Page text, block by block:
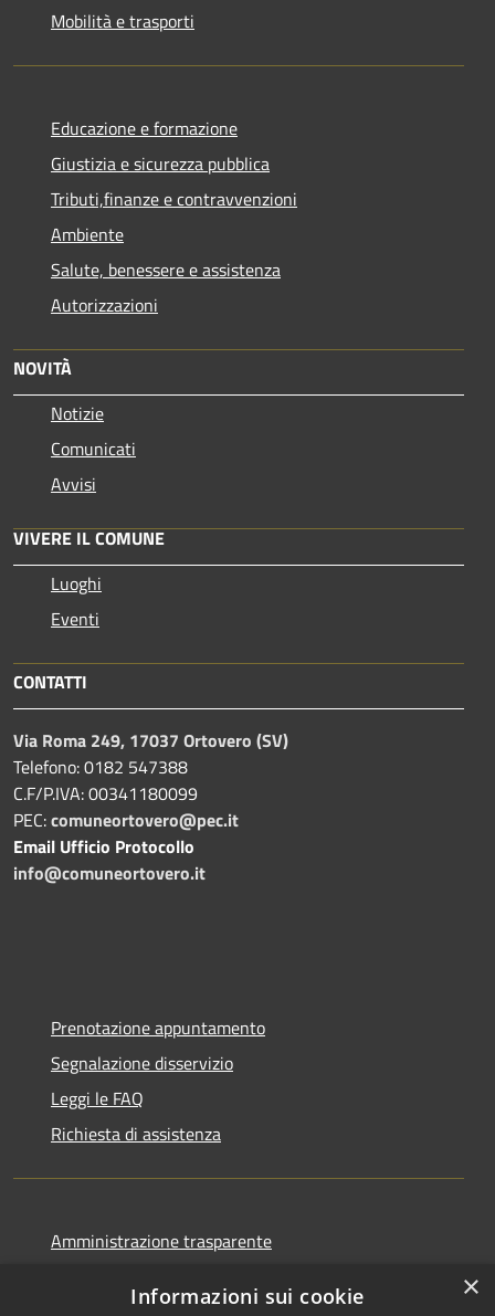
Mobilità e trasporti
Educazione e formazione
Giustizia e sicurezza pubblica
Tributi,finanze e contravvenzioni
Ambiente
Salute, benessere e assistenza
Autorizzazioni
NOVITÀ
Notizie
Comunicati
Avvisi
VIVERE IL COMUNE
Luoghi
Eventi
CONTATTI
Via Roma 249, 17037 Ortovero (SV)
Telefono: 0182 547388
C.F/P.IVA: 00341180099
PEC:comuneortovero@pec.it
Email Ufficio Protocollo
info@comuneortovero.it
Prenotazione appuntamento
Segnalazione disservizio
Leggi le FAQ
Richiesta di assistenza
Amministrazione trasparente
×
Informazioni sui cookie